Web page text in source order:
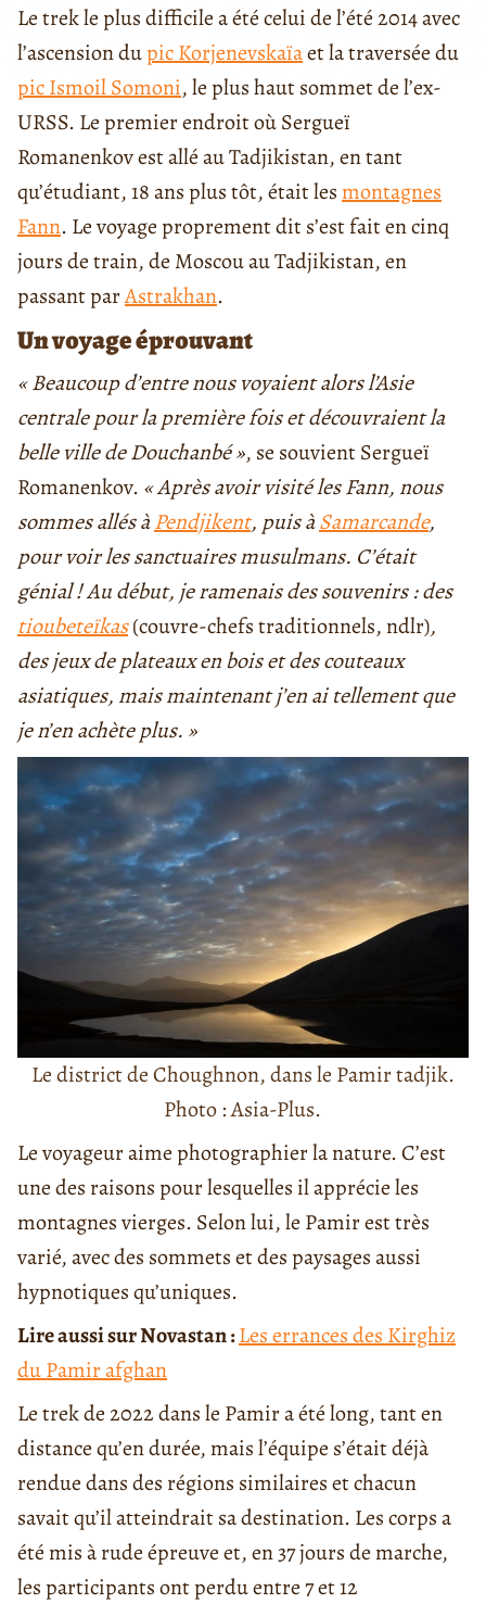
Le trek le plus difficile a été celui de l’été 2014 avec
l’ascension dupic Korjenevskaïaet la traversée du
pic Ismoil Somoni, le plus haut sommet de l’ex-
URSS. Le premier endroit où Sergueï
Romanenkov est allé au Tadjikistan, en tant
qu’étudiant, 18 ans plus tôt, était lesmontagnes
Fann. Le voyage proprement dit s’est fait en cinq
jours de train, de Moscou au Tadjikistan, en
passant parAstrakhan.
Un voyage éprouvant
« Beaucoup d’entre nous voyaient alors l’Asie
centrale pour la première fois et découvraient la
belle ville de Douchanbé », se souvient Sergueï
Romanenkov. « Après avoir visité les Fann, nous
sommes allés àPendjikent, puis àSamarcande,
pour voir les sanctuaires musulmans. C’était
génial ! Au début, je ramenais des souvenirs : des
tioubeteïkas(couvre-chefs traditionnels, ndlr),
des jeux de plateaux en bois et des couteaux
asiatiques, mais maintenant j’en ai tellement que
je n’en achète plus. »
Le district de Choughnon, dans le Pamir tadjik.
Photo : Asia-Plus.
Le voyageur aime photographier la nature. C’est
une des raisons pour lesquelles il apprécie les
montagnes vierges. Selon lui, le Pamir est très
varié, avec des sommets et des paysages aussi
hypnotiques qu’uniques.
Lire aussi sur Novastan :Les errances des Kirghiz
du Pamir afghan
Le trek de 2022 dans le Pamir a été long, tant en
distance qu’en durée, mais l’équipe s’était déjà
rendue dans des régions similaires et chacun
savait qu’il atteindrait sa destination. Les corps a
été mis à rude épreuve et, en 37 jours de marche,
les participants ont perdu entre 7 et 12